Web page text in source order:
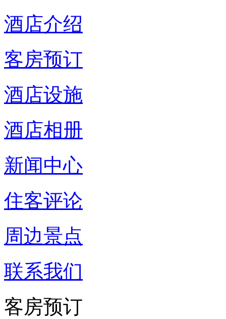
酒店介绍
客房预订
酒店设施
酒店相册
新闻中心
住客评论
周边景点
联系我们
客房预订